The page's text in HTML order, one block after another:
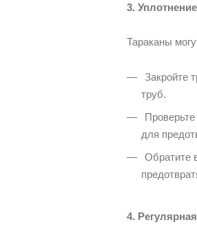
3.
Тараканы
Закройте
труб.
для
Обратите
4.